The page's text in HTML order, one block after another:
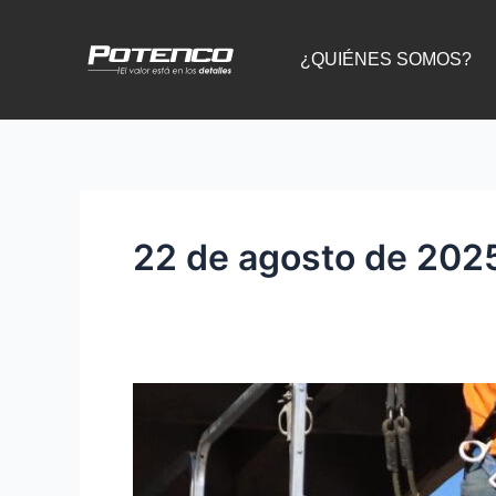
¿QUIÉNES SOMOS?
22 de agosto de
energética
elevadores